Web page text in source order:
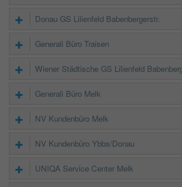
Donau GS Lilienfeld Babenbergerstr.
Generali Büro Traisen
Wiener Städtische GS Lilienfeld
Generali Büro Melk
NV Kundenbüro Melk
NV Kundenbüro Ybbs/Donau
UNIQA Service Center Melk